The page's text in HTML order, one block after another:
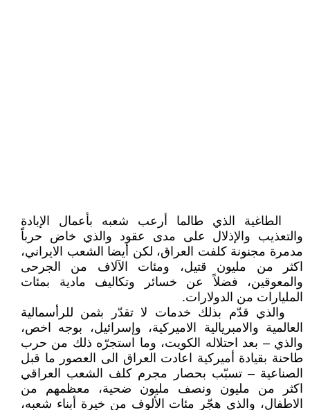
الطاغية الذي طالما أرعب شعبه بأعمال الإبادة
والتعذيب والإذلال على مدى عقود والذي خاض حرباً
مدمرة مجنونة كلفت العراق، لكن أيضا الشعب الايراني،
اكثر من مليون قتيل، ومئات الآلاف من الجرحى
والمعوقين، فضلاً عن خسائر وتكاليف مادية بمئات
المليارات من الدولارات.
والذي قدّم بذلك خدمات لا تقدّر بثمن للرأسمالية
العالمية والامبريالية الاميركية، وإسرائيل، بوجه اخص،
والذي – بعد احتلاله الكويت، وما استجرّه ذلك من حرب
طاحنة بقيادة أميركية اعادت العراق الى العصور ما قبل
الصناعية – تسبّب بحصار مجرم كلف الشعب العراقي
اكثر من مليون ونصف مليون ضحية، معظمهم من
الاطفال، والذي هجّر مئات الألوف من خيرة أبناء شعبه،